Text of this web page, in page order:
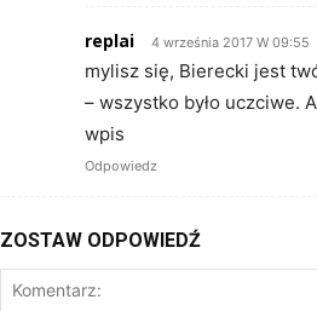
replai 4 września 2017 W 09:55
mylisz się, Bierecki jest
– wszystko było uczciwe.
wpis
Odpowiedz
ZOSTAW ODPOWIEDŹ